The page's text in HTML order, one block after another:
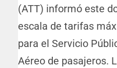
(ATT) informó este
escala de tarifas
para el Servicio
Aéreo de pasajeros.